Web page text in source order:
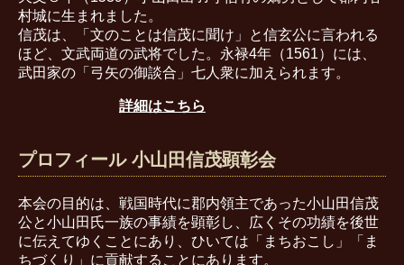
村城に生まれました。
信茂は、「文のことは信茂に聞け」と信玄公に言われる
ほど、文武両道の武将でした。永禄4年（1561）には、
武田家の「弓矢の御談合」七人衆に加えられます。
詳細はこちら
プロフィール 小山田信茂顕彰会
本会の目的は、戦国時代に郡内領主であった小山田信茂
公と小山田氏一族の事績を顕彰し、広くその功績を後世
に伝えてゆくことにあり、ひいては「まちおこし」「ま
ちづくり」に貢献することにあります。